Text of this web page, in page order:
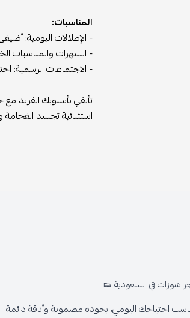
المناسبات:
- الإطلالات اليومية:
- السهرات والمناسبات
- الاجتماعات الرسمية:
استثنائية تجسد الفخامة
شوزات في السعودية 👟
احتياجك اليومي، بجودة مضمونة وأناقة دائمة